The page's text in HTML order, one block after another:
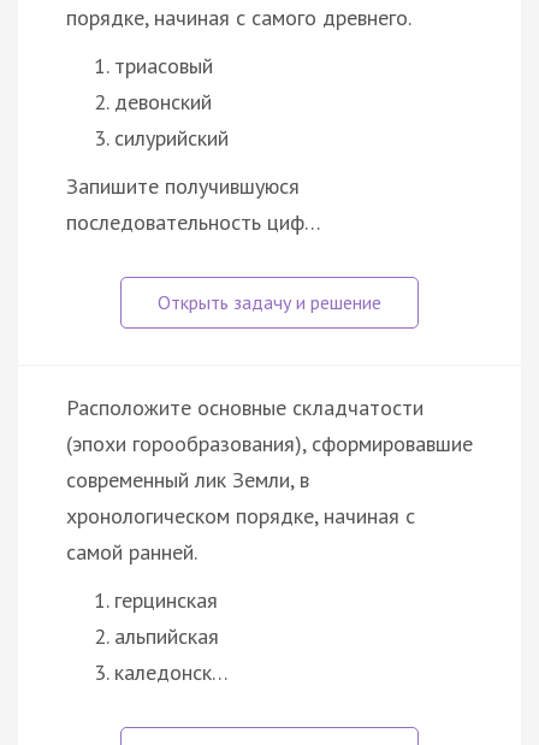
порядке, начиная с самого древнего.
триасовый
девонский
силурийский
Запишите получившуюся
последовательность циф…
Расположите основные складчатости
(эпохи горообразования), сформировавшие
современный лик Земли, в
хронологическом порядке, начиная с
самой ранней.
герцинская
альпийская
каледонск…